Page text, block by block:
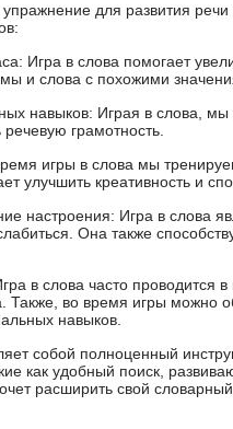
упражнение для развития
Игра в слова помогает
и слова с похожими
навыков: Играя в слова,
грамотность.
игры в слова мы
улучшить креативность и
настроения: Игра в слова
Она также
в слова часто проводится
Также, во время игры можно
навыков.
собой полноценный
как удобный поиск,
расширить свой